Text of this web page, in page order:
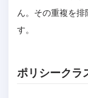
ん。その重複を
す。
ポリシークラ